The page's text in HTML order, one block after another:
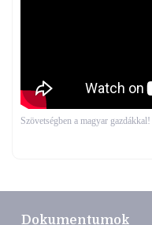
Szövetségben a magyar gazdákkal!
Dokumentumok